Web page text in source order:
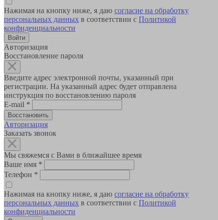
Нажимая на кнопку ниже, я даю согласие на обработку
персональных данных в соответствии с Политикой
конфиденциальности
Авторизация
Восстановление пароля
Введите адрес электронной почты, указанный при
регистрации. На указанный адрес будет отправлена
инструкция по восстановлению пароля
E-mail *
Авторизация
Заказать звонок
Мы свяжемся с Вами в ближайшее время
Ваше имя *
Телефон *
Нажимая на кнопку ниже, я даю согласие на обработку
персональных данных в соответствии с Политикой
конфиденциальности